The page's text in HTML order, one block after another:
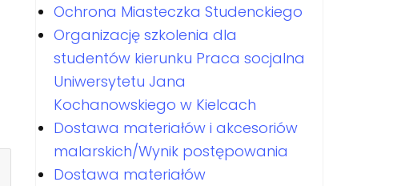
Ochrona Miasteczka Studenckiego
Organizację szkolenia dla
studentów kierunku Praca socjalna
Uniwersytetu Jana
Kochanowskiego w Kielcach
Dostawa materiałów i akcesoriów
malarskich/Wynik postępowania
Dostawa materiałów